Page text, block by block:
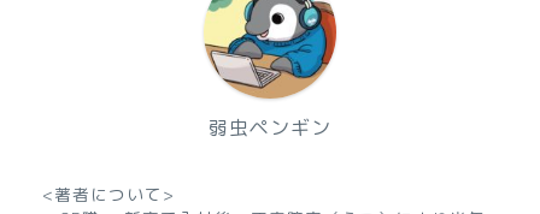
弱虫ペンギン
<著者について>